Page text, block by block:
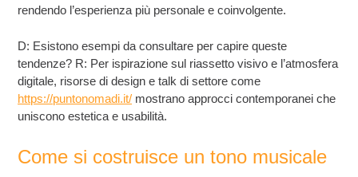
rendendo l’esperienza più personale e coinvolgente.
D: Esistono esempi da consultare per capire queste
tendenze? R: Per ispirazione sul riassetto visivo e l’atmosfera
digitale, risorse di design e talk di settore come
https://puntonomadi.it/ mostrano approcci contemporanei che
uniscono estetica e usabilità.
Come si costruisce un tono musicale